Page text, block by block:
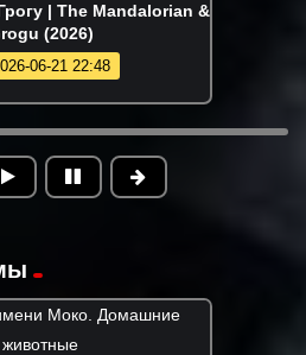
| The Mandalorian &
(2026)
06-21 22:48